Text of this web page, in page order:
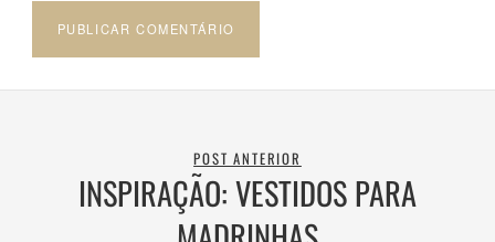
POST ANTERIOR
INSPIRAÇÃO: VESTIDOS PARA